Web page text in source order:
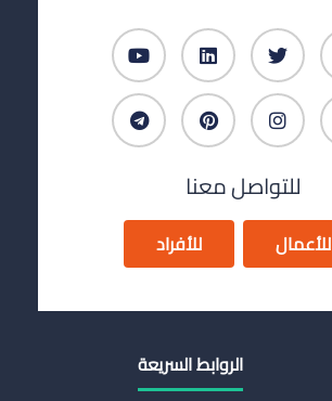
للتواصل معنا
للأعمال للأفراد
الروابط السريعة